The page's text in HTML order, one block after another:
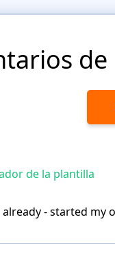
de
de la plantilla
- started